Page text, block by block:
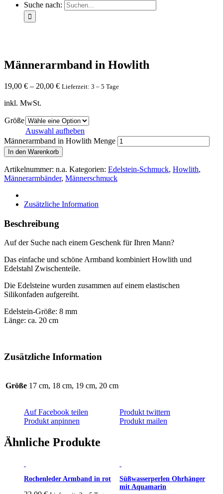
Suche nach:
Männerarmband in Howlith
19,00 € – 20,00 € Lieferzeit: 3 – 5 Tage
inkl. MwSt.
Größe
Auswahl aufheben
Männerarmband in Howlith Menge
In den Warenkorb
Artikelnummer: n.a. Kategorien: Edelstein-Schmuck, Howlith,
Männerarmbänder, Männerschmuck
Zusätzliche Information
Beschreibung
Auf der Suche nach einem Geschenk für Ihren Mann?
Das einfache und schöne Armband kombiniert Howlith und
Edelstahl Zwischenteile.
Die Edelsteine wurden zusammen auf einem elastischen
Silikonfaden aufgereiht.
Edelstein-Größe: 8 mm
Länge: ca. 20 cm
Zusätzliche Information
Größe 17 cm, 18 cm, 19 cm, 20 cm
Auf Facebook teilen
Produkt twittern
Produkt anpinnen
Produkt mailen
Ähnliche Produkte
Rochenleder Armband in rot
Süßwasserperlen Ohrhänger
mit Aquamarin